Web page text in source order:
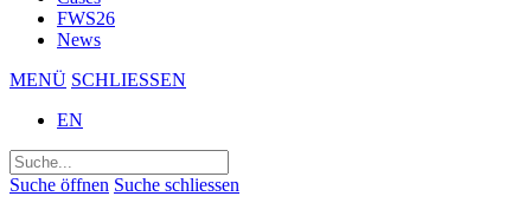
FWS26
News
MENÜ SCHLIESSEN
EN
Suchen
nach:
Suche öffnen Suche schliessen